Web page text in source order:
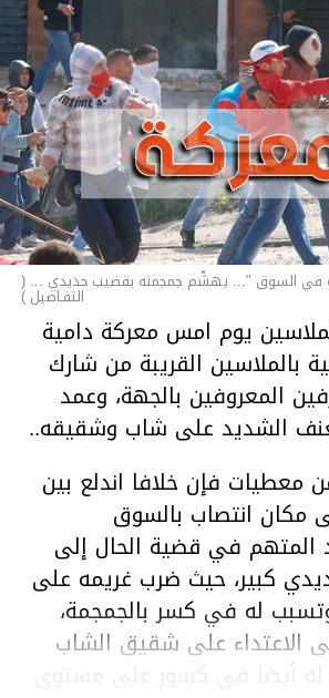
في السوق "... يهشّم جمجمته بقضيب حديدي ... (
التفـاصيل )
يوم امس معركة دامية
بالملاسين القريبة من شارك
المعروفين بالجهة، وعمد
الشديد على شاب وشقيقه..
معطيات فإن خلافا اندلع بين
مكان انتصاب بالسوق
المتهم في قضية الحال إلى
كبير، حيث ضرب غريمه على
له في كسر بالجمجمة،
الاعتداء على شقيق الشاب
له أيضا في كسور على مستوى